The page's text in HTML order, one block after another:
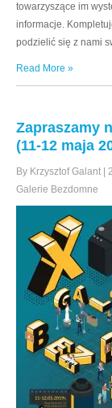
towarzyszące im
informacje.
podzielić się z nami
Read More »
Zapraszamy
(11-12 maja
By Krzysztof Galant
Galerie Bezdomne